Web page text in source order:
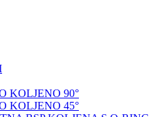
KOLJENO 90°
KOLJENO 45°